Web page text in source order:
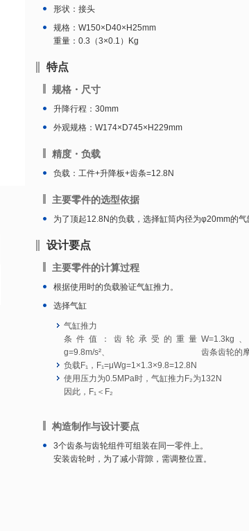
形状：接头
规格：W150×D40×H25mm
重量：0.3（3×0.1）Kg
特点
规格・尺寸
升降行程：30mm
外观规格：W174×D745×H229mm
精度・负载
负载：工件+升降板+齿条=12.8N
主要零件的选型依据
为了顶起12.8N的负载，选择缸筒内径为φ20mm的气
设计要点
主要零件的计算过程
根据使用时的负载验证气缸推力。
选择气缸
气缸推力
条件值：齿轮承受的重量W=1.3kg
g=9.8m/s²、 齿条齿轮的摩擦
负载F₁，F₁=μWg=1×1.3×9.8=12.8N
使用压力为0.5MPa时，气缸推力F₂为132N
因此，F₁＜F₂
构造制作与设计要点
3个齿条与齿轮组件可组装在同一零件上。
安装齿轮时，为了减小背隙，需调整位置。